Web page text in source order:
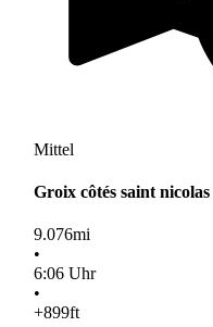
Mittel
Groix côtés saint nicolas
9.076mi
•
6:06Uhr
•
+899ft